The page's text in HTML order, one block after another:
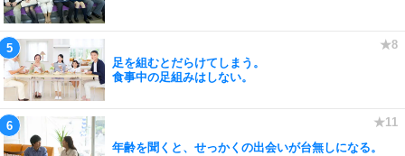
足を組むとだらけてしまう。
食事中の足組みはしない。
年齢を聞くと、せっかくの出会いが台無しになる。